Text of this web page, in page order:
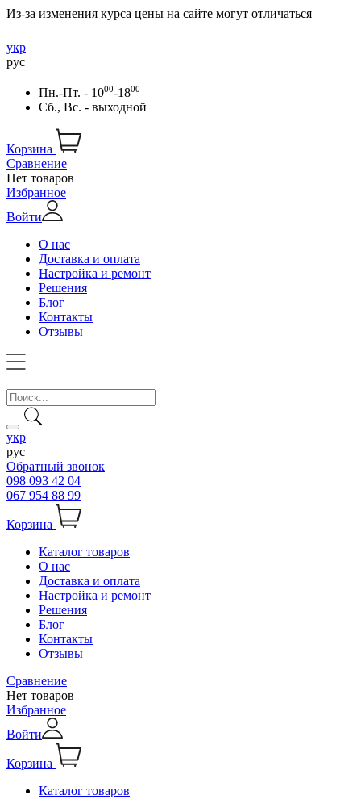
Из-за изменения курса цены на сайте могут отличаться
укр
рус
Пн.-Пт. - 1000-1800
Сб., Вс. - выходной
Корзина
Сравнение
Нет товаров
Избранное
Войти
О нас
Доставка и оплата
Настройка и ремонт
Решения
Блог
Контакты
Отзывы
укр
рус
Обратный звонок
098 093 42 04
067 954 88 99
Корзина
Каталог товаров
О нас
Доставка и оплата
Настройка и ремонт
Решения
Блог
Контакты
Отзывы
Сравнение
Нет товаров
Избранное
Войти
Корзина
Каталог товаров